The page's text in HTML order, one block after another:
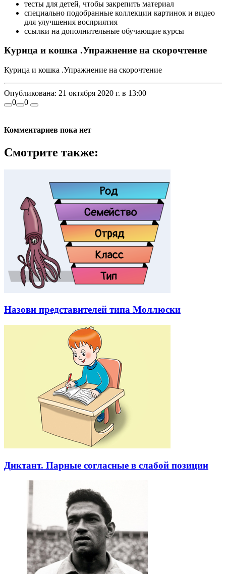
тесты для детей, чтобы закрепить материал
специально подобранные коллекции картинок и видео
для улучшения восприятия
ссылки на дополнительные обучающие курсы
Курица и кошка .Упражнение на скорочтение
Курица и кошка .Упражнение на скорочтение
Опубликована: 21 октября 2020 г. в 13:00
0
0
Комментариев пока нет
Смотрите также:
Назови представителей типа Моллюски
Диктант. Парные согласные в слабой позиции